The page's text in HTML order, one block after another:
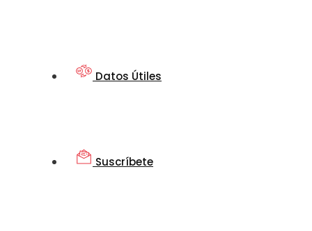
Datos Útiles
Suscríbete